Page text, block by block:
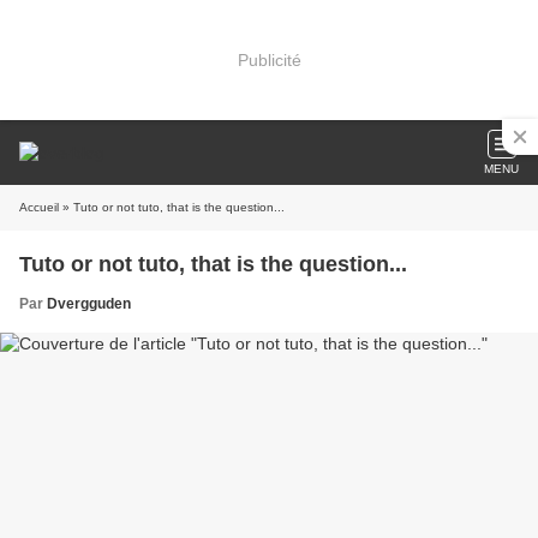
Publicité
MENU
Accueil » Tuto or not tuto, that is the question...
Tuto or not tuto, that is the question...
Par Dvergguden